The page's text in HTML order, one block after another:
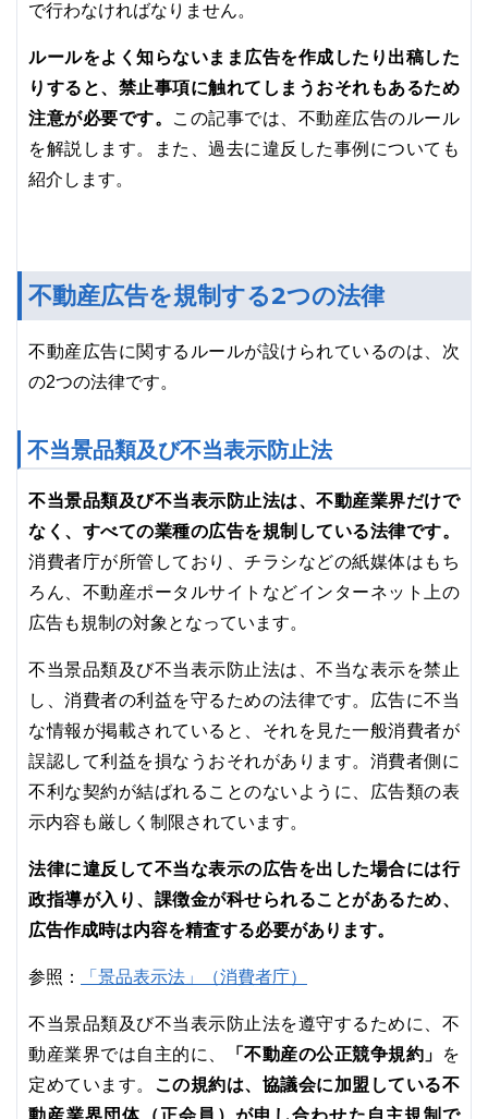
で行わなければなりません。
ルールをよく知らないまま広告を作成したり出稿した
りすると、禁止事項に触れてしまうおそれもあるため
注意が必要です。
この記事では、不動産広告のルール
を解説します。また、過去に違反した事例についても
紹介します。
不動産広告を規制する2つの法律
不動産広告に関するルールが設けられているのは、次
の2つの法律です。
不当景品類及び不当表示防止法
不当景品類及び不当表示防止法は、不動産業界だけで
なく、すべての業種の広告を規制している法律です。
消費者庁が所管しており、チラシなどの紙媒体はもち
ろん、不動産ポータルサイトなどインターネット上の
広告も規制の対象となっています。
不当景品類及び不当表示防止法は、不当な表示を禁止
し、消費者の利益を守るための法律です。広告に不当
な情報が掲載されていると、それを見た一般消費者が
誤認して利益を損なうおそれがあります。消費者側に
不利な契約が結ばれることのないように、広告類の表
示内容も厳しく制限されています。
法律に違反して不当な表示の広告を出した場合には行
政指導が入り、課徴金が科せられることがあるため、
広告作成時は内容を精査する必要があります。
参照： 「景品表示法」（消費者庁）
不当景品類及び不当表示防止法を遵守するために、不
動産業界では自主的に、
「不動産の公正競争規約」
を
定めています。 この規約は、協議会に加盟している不